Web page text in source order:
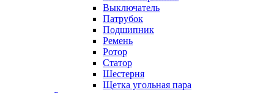
Выключатель
Патрубок
Подшипник
Ремень
Ротор
Статор
Шестерня
Щетка угольная пара